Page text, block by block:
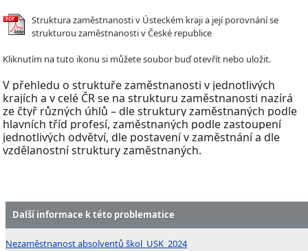
Struktura zaměstnanosti v Ústeckém kraji a její porovnání se
strukturou zaměstnanosti v České republice
Kliknutím na tuto ikonu si můžete soubor buď otevřít nebo uložit.
V přehledu o struktuře zaměstnanosti v jednotlivých
krajích a v celé ČR se na strukturu zaměstnanosti nazírá
ze čtyř různých úhlů – dle struktury zaměstnaných podle
hlavních tříd profesí, zaměstnaných podle zastoupení
jednotlivých odvětví, dle postavení vzaměstnání a dle
vzdělanostní struktury zaměstnaných.
Další informace k této problematice
Nezaměstnanost absolventů škol_USK_2024